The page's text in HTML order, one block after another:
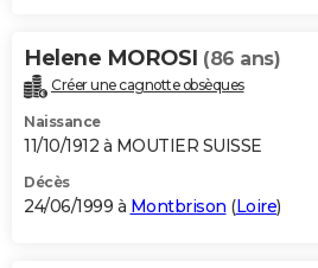
Helene MOROSI (86 ans)
Créer une cagnotte obsèques
Naissance
11/10/1912 à MOUTIER SUISSE
Décès
24/06/1999 à Montbrison (Loire)